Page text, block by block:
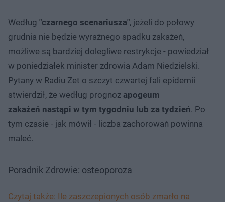
Według "czarnego scenariusza", jeżeli do połowy
grudnia nie będzie wyraźnego spadku zakażeń,
możliwe są bardziej dolegliwe restrykcje - powiedział
w poniedziałek minister zdrowia Adam Niedzielski.
Pytany w Radiu Zet o szczyt czwartej fali epidemii
stwierdził, że według prognoz apogeum
zakażeń nastąpi w tym tygodniu lub za tydzień. Po
tym czasie - jak mówił - liczba zachorowań powinna
maleć.
Poradnik Zdrowie: osteoporoza
Czytaj także: Ile zaszczepionych osób zmarło na